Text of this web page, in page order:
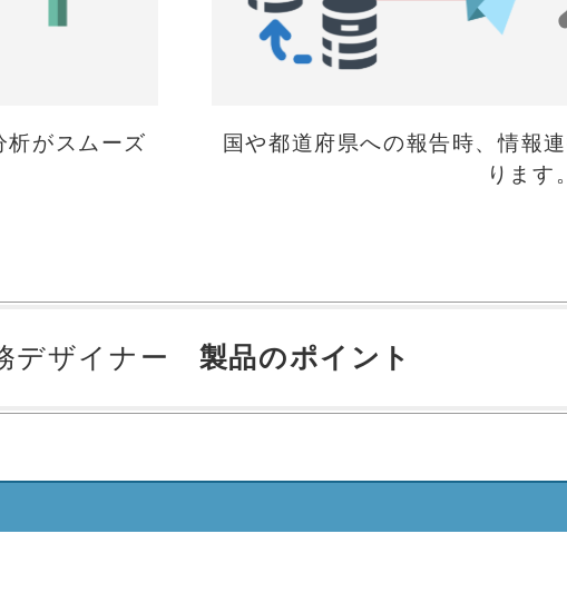
析がスムーズ
国や都道府県への報告時、情報
ります。
デザイナー 製品のポイント